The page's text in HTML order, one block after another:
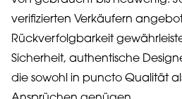
verifizierten Verkäufern
Rückverfolgbarkeit
Sicherheit, authentische
die sowohl in puncto Qualität